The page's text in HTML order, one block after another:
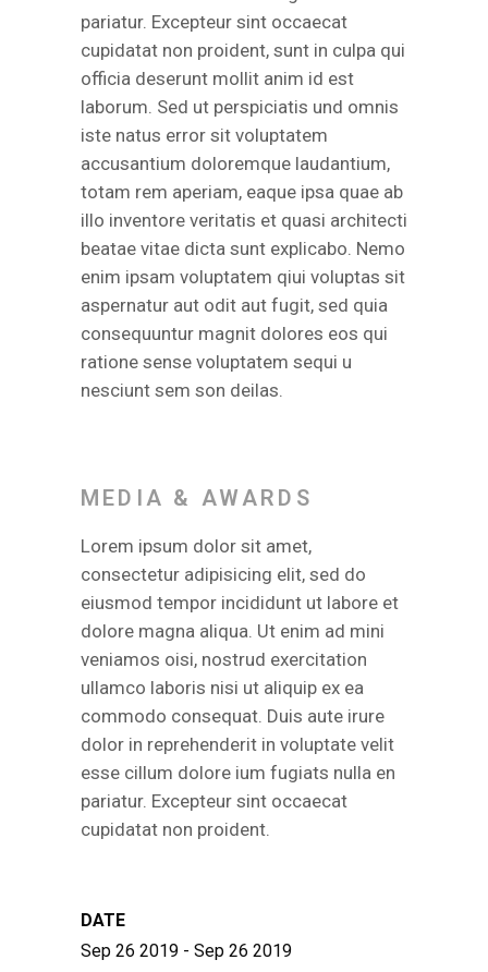
pariatur. Excepteur sint occaecat
cupidatat non proident, sunt in culpa qui
officia deserunt mollit anim id est
laborum. Sed ut perspiciatis und omnis
iste natus error sit voluptatem
accusantium doloremque laudantium,
totam rem aperiam, eaque ipsa quae ab
illo inventore veritatis et quasi architecti
beatae vitae dicta sunt explicabo. Nemo
enim ipsam voluptatem qiui voluptas sit
aspernatur aut odit aut fugit, sed quia
consequuntur magnit dolores eos qui
ratione sense voluptatem sequi u
nesciunt sem son deilas.
MEDIA & AWARDS
Lorem ipsum dolor sit amet,
consectetur adipisicing elit, sed do
eiusmod tempor incididunt ut labore et
dolore magna aliqua. Ut enim ad mini
veniamos oisi, nostrud exercitation
ullamco laboris nisi ut aliquip ex ea
commodo consequat. Duis aute irure
dolor in reprehenderit in voluptate velit
esse cillum dolore ium fugiats nulla en
pariatur. Excepteur sint occaecat
cupidatat non proident.
DATE
Sep 26 2019 - Sep 26 2019